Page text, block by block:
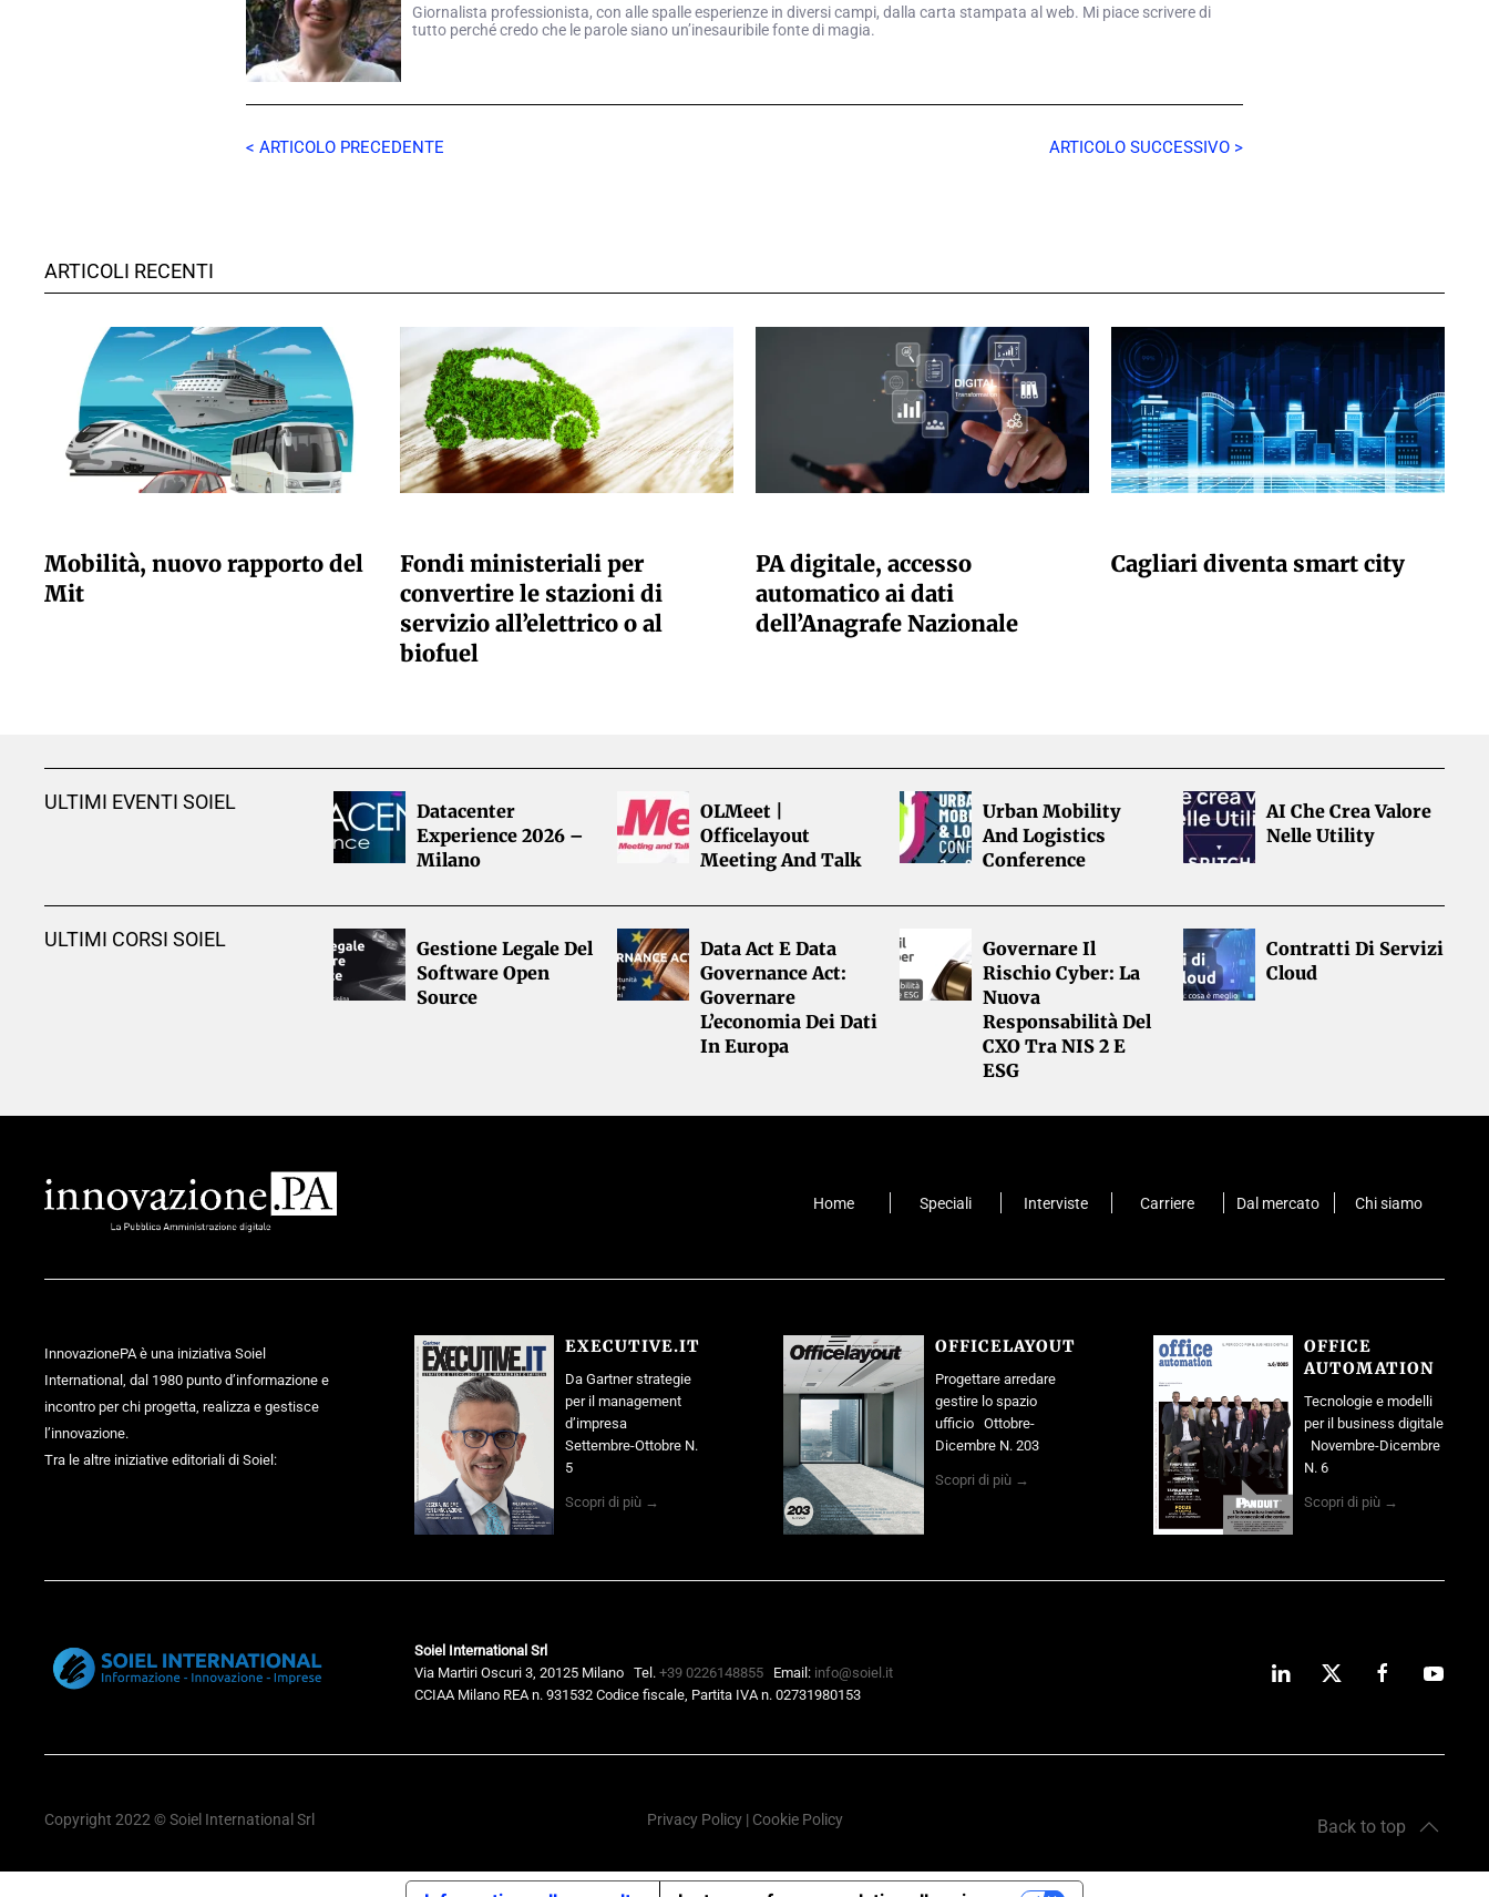
Giornalista professionista, con alle spalle esperienze in diversi campi, dalla carta stampata al web. Mi piace scrivere di
tutto perché credo che le parole siano un’inesauribile fonte di magia.
< ARTICOLO PRECEDENTE ARTICOLO SUCCESSIVO >
ARTICOLI RECENTI
Mobilità, nuovo rapporto del
Mit
Fondi ministeriali per
convertire le stazioni di
servizio all’elettrico o al
biofuel
PA digitale, accesso
automatico ai dati
dell’Anagrafe Nazionale
Cagliari diventa smart city
ULTIMI EVENTI SOIEL
Datacenter
Experience 2026 –
Milano
OLMeet |
Officelayout
Meeting And Talk
Urban Mobility
And Logistics
Conference
AI Che Crea Valore
Nelle Utility
ULTIMI CORSI SOIEL
Gestione Legale Del
Software Open
Source
Data Act E Data
Governance Act:
Governare
L’economia Dei Dati
In Europa
Governare Il
Rischio Cyber: La
Nuova
Responsabilità Del
CXO Tra NIS 2 E
ESG
Contratti Di Servizi
Cloud
Home Speciali Interviste Carriere Dal mercato Chi siamo
InnovazionePA è una iniziativa Soiel
International, dal 1980 punto d’informazione e
incontro per chi progetta, realizza e gestisce
l’innovazione.
Tra le altre iniziative editoriali di Soiel:
EXECUTIVE.IT
Da Gartner strategie
per il management
d’impresa
Settembre-Ottobre N.
5
Scopri di più →
OFFICELAYOUT
Progettare arredare
gestire lo spazio
ufficio Ottobre-
Dicembre N. 203
Scopri di più →
OFFICE
AUTOMATION
Tecnologie e modelli
per il business digitale
Novembre-Dicembre
N. 6
Scopri di più →
Soiel International Srl
Via Martiri Oscuri 3, 20125 MilanoTel. +39 0226148855Email: info@soiel.it
CCIAA Milano REA n. 931532 Codice fiscale, Partita IVA n. 02731980153
Copyright 2022 © Soiel International Srl Privacy Policy| Cookie Policy Back to top